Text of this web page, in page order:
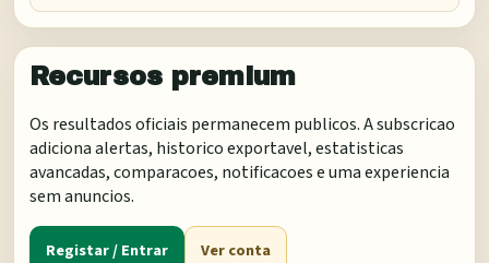
Recursos premium
Os resultados oficiais permanecem publicos. A subscricao
adiciona alertas, historico exportavel, estatisticas
avancadas, comparacoes, notificacoes e uma experiencia
sem anuncios.
Registar / Entrar Ver conta